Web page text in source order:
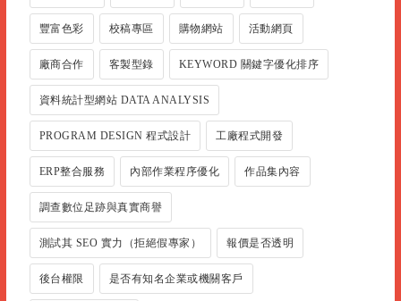
豐富色彩 校稿專區 購物網站 活動網頁
廠商合作 客製型錄 KEYWORD 關鍵字優化排序
資料統計型網站 DATA ANALYSIS
PROGRAM DESIGN 程式設計 工廠程式開發
ERP整合服務 內部作業程序優化 作品集內容
調查數位足跡與真實商譽
測試其 SEO 實力（拒絕假專家） 報價是否透明
後台權限 是否有知名企業或機關客戶